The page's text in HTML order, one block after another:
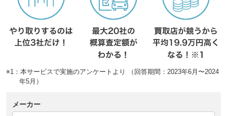
※1：本サービスで実施のアンケートより （回答期間：2023年6月〜2024
年5月）
メーカー